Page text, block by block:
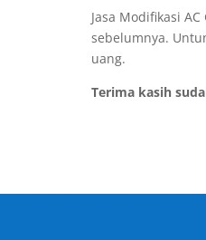
Jasa Modifikasi
sebelumnya.
uang.
Terima kasih